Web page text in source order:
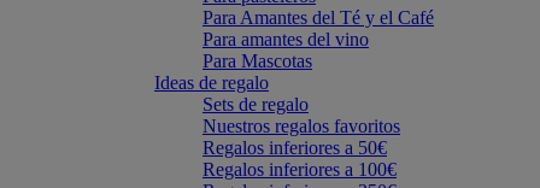
Para Amantes del Té y el Café
Para amantes del vino
Para Mascotas
Ideas de regalo
Sets de regalo
Nuestros regalos favoritos
Regalos inferiores a 50€
Regalos inferiores a 100€